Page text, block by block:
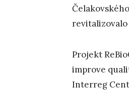
Projekt
improve
Interreg